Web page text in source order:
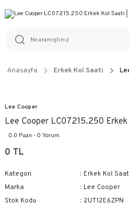
%100 ORİJİNAL
Anasayfa Erkek Kol Saati
Lee Cooper
Lee Cooper LC07215.250
0.0 Puan - 0 Yorum
0 TL
Kategori Erkek Kol
Marka
Lee Cooper
Stok Kodu
2UT12E6ZPN